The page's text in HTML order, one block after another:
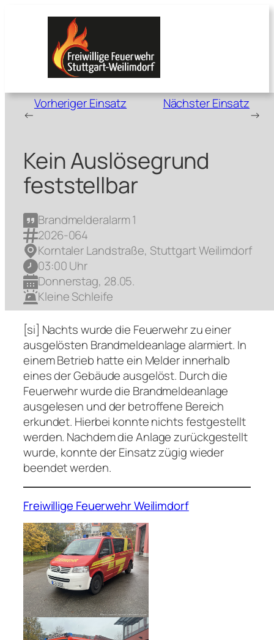
←
Vorheriger Einsatz Nächster Einsatz
→
Kein Auslösegrund
feststellbar
Brandmelderalarm 1
2026-064
Korntaler Landstraße, Stuttgart Weilimdorf
03:00 Uhr
Donnerstag, 28.05.
Kleine Schleife
[si] Nachts wurde die Feuerwehr zu einer
ausgelösten Brandmeldeanlage alarmiert. In
einem Betrieb hatte ein Melder innerhalb
eines der Gebäude ausgelöst. Durch die
Feuerwehr wurde die Brandmeldeanlage
ausgelesen und der betroffene Bereich
erkundet. Hierbei konnte nichts festgestellt
werden. Nachdem die Anlage zurückgestellt
wurde, konnte der Einsatz zügig wieder
beendet werden.
Freiwillige Feuerwehr Weilimdorf